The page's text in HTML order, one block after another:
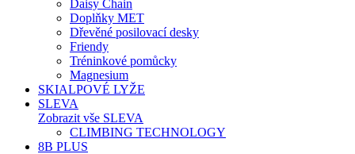
Daisy Chain
Doplňky MET
Dřevěné posilovací desky
Friendy
Tréninkové pomůcky
Magnesium
SKIALPOVÉ LYŽE
SLEVA
Zobrazit vše SLEVA
CLIMBING TECHNOLOGY
8B PLUS